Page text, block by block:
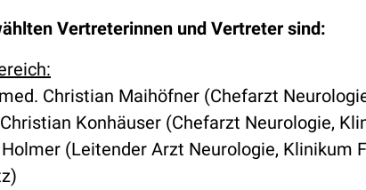
Vertreterinnen und Vertreter sind:
Christian Maihöfner (Chefarzt
Konhäuser (Chefarzt Neurologie,
(Leitender Arzt Neurologie, Klinikum